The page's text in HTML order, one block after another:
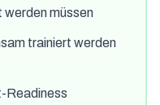
müssen
trainiert werden
Readiness